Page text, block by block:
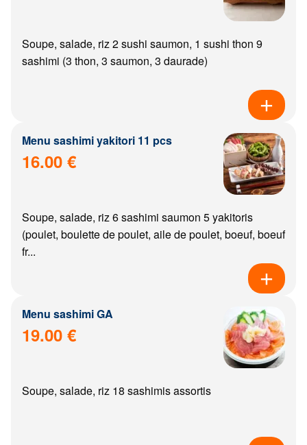
Soupe, salade, riz 2 sushi saumon, 1 sushi thon 9
sashimi (3 thon, 3 saumon, 3 daurade)
Menu sashimi yakitori 11 pcs
16.00 €
Soupe, salade, riz 6 sashimi saumon 5 yakitoris
(poulet, boulette de poulet, aile de poulet, boeuf, boeuf
fr...
Menu sashimi GA
19.00 €
Soupe, salade, riz 18 sashimis assortis